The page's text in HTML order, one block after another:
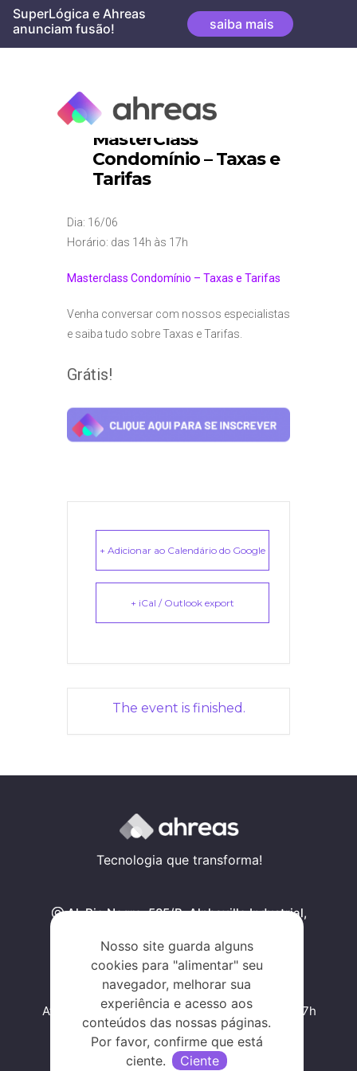
Skip
content
SuperLógica e Ahreas
anunciam fusão!
saiba mais
Nosso site guarda alguns
cookies para "alimentar" seu
navegador, melhorar sua
experiência e acesso aos
conteúdos das nossas páginas.
Por favor, confirme que está
ciente.
Ciente
MasterClass
Condomínio – Taxas e
Tarifas
Dia: 16/06
Horário: das 14h às 17h
Masterclass Condomínio – Taxas e Tarifas
Venha conversar com nossos especialistas
e saiba tudo sobre Taxas e Tarifas.
Grátis!
+ Adicionar ao Calendário do Google
+ iCal / Outlook export
The event is finished.
Tecnologia que transforma!
Al. Rio Negro, 585/B, Alphaville Industrial,
Traçar rota
Atendimento de segunda a sexta, das 09h às 17h